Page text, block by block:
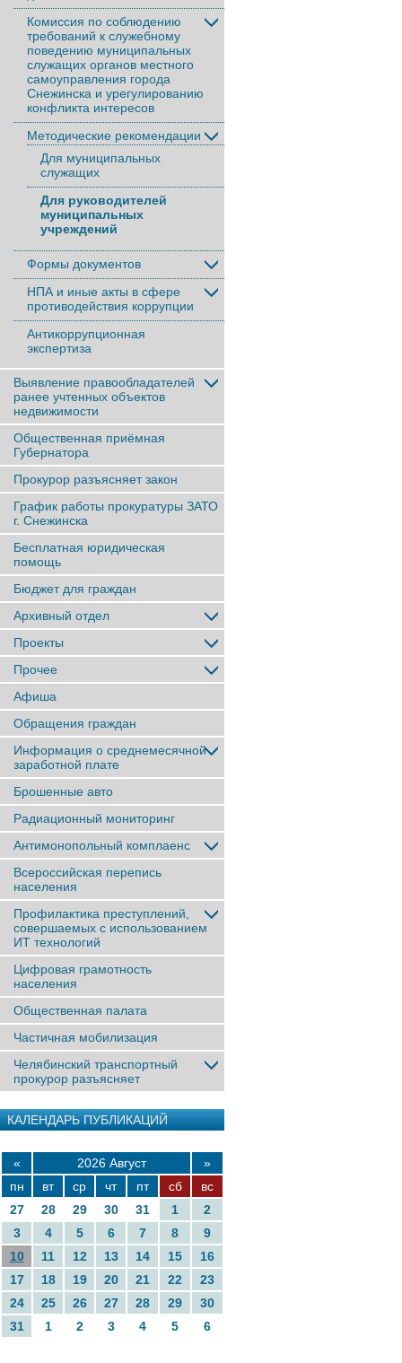
Комиссия по соблюдению
требований к служебному
поведению муниципальных
служащих органов местного
самоуправления города
Снежинска и урегулированию
конфликта интересов
Методические рекомендации
Для муниципальных
служащих
Для руководителей
муниципальных
учреждений
Формы документов
НПА и иные акты в сфере
противодействия коррупции
Антикоррупционная
экспертиза
Выявление правообладателей
ранее учтенныx объектов
недвижимости
Общественная приёмная
Губернатора
Прокурор разъясняет закон
График работы прокуратуры ЗАТО
г. Снежинска
Бесплатная юридическая
помощь
Бюджет для граждан
Архивный отдел
Проекты
Прочее
Афиша
Обращения граждан
Информация о среднемесячной
заработной плате
Брошенные авто
Радиационный мониторинг
Антимонопольный комплаенс
Всероссийская перепись
населения
Профилактика преступлений,
совершаемых с использованием
ИТ технологий
Цифровая грамотность
населения
Общественная палата
Частичная мобилизация
Челябинский транспортный
прокурор разъясняет
КАЛЕНДАРЬ ПУБЛИКАЦИЙ
« 2026 Август
»
пн
вт ср чт пт сб
вс
27
28 29 30 31 1
2
3
4 5 6 7 8
9
10
11 12 13 14 15
16
17
18 19 20 21 22
23
24
25 26 27 28 29
30
31
1 2 3 4 5 6